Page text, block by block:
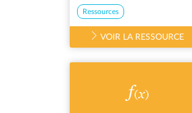
Ressources
VOIR LA RESSOURCE